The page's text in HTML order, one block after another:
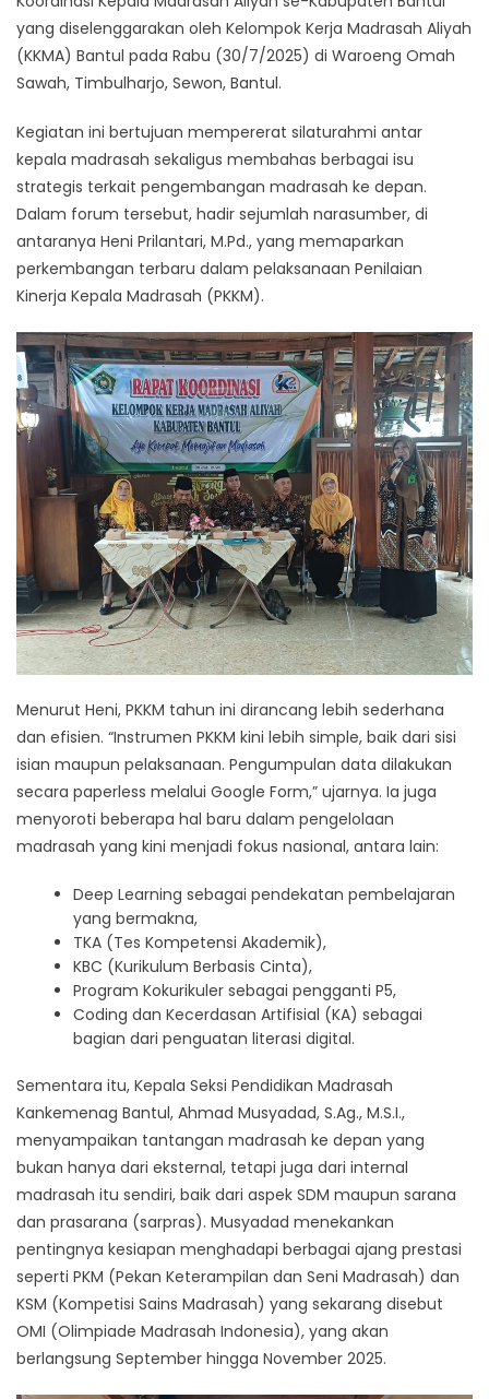
yang diselenggarakan oleh Kelompok Kerja Madrasah Aliyah
(KKMA) Bantul pada Rabu (30/7/2025) di Waroeng Omah
Sawah, Timbulharjo, Sewon, Bantul.
Kegiatan ini bertujuan mempererat silaturahmi antar
kepala madrasah sekaligus membahas berbagai isu
strategis terkait pengembangan madrasah ke depan.
Dalam forum tersebut, hadir sejumlah narasumber, di
antaranya Heni Prilantari, M.Pd., yang memaparkan
perkembangan terbaru dalam pelaksanaan Penilaian
Kinerja Kepala Madrasah (PKKM).
Menurut Heni, PKKM tahun ini dirancang lebih sederhana
dan efisien. “Instrumen PKKM kini lebih simple, baik dari sisi
isian maupun pelaksanaan. Pengumpulan data dilakukan
secara paperless melalui Google Form,” ujarnya. Ia juga
menyoroti beberapa hal baru dalam pengelolaan
madrasah yang kini menjadi fokus nasional, antara lain:
Deep Learning sebagai pendekatan pembelajaran
yang bermakna,
TKA (Tes Kompetensi Akademik),
KBC (Kurikulum Berbasis Cinta),
Program Kokurikuler sebagai pengganti P5,
Coding dan Kecerdasan Artifisial (KA) sebagai
bagian dari penguatan literasi digital.
Sementara itu, Kepala Seksi Pendidikan Madrasah
Kankemenag Bantul, Ahmad Musyadad, S.Ag., M.S.I.,
menyampaikan tantangan madrasah ke depan yang
bukan hanya dari eksternal, tetapi juga dari internal
madrasah itu sendiri, baik dari aspek SDM maupun sarana
dan prasarana (sarpras). Musyadad menekankan
pentingnya kesiapan menghadapi berbagai ajang prestasi
seperti PKM (Pekan Keterampilan dan Seni Madrasah) dan
KSM (Kompetisi Sains Madrasah) yang sekarang disebut
OMI (Olimpiade Madrasah Indonesia), yang akan
berlangsung September hingga November 2025.